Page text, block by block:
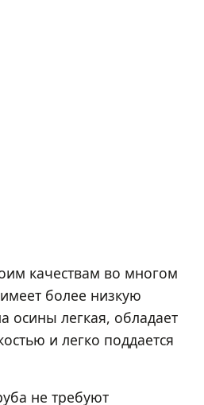
качествам во многом
более низкую
осины легкая, обладает
и легко поддается
не требуют